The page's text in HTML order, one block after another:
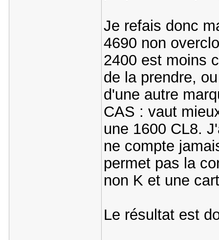
Je refais donc
4690 non
2400 est moins
de la prendre,
d'une autre
CAS : vaut
une 1600 CL8.
ne compte
permet pas la
non K et une
Le résultat est